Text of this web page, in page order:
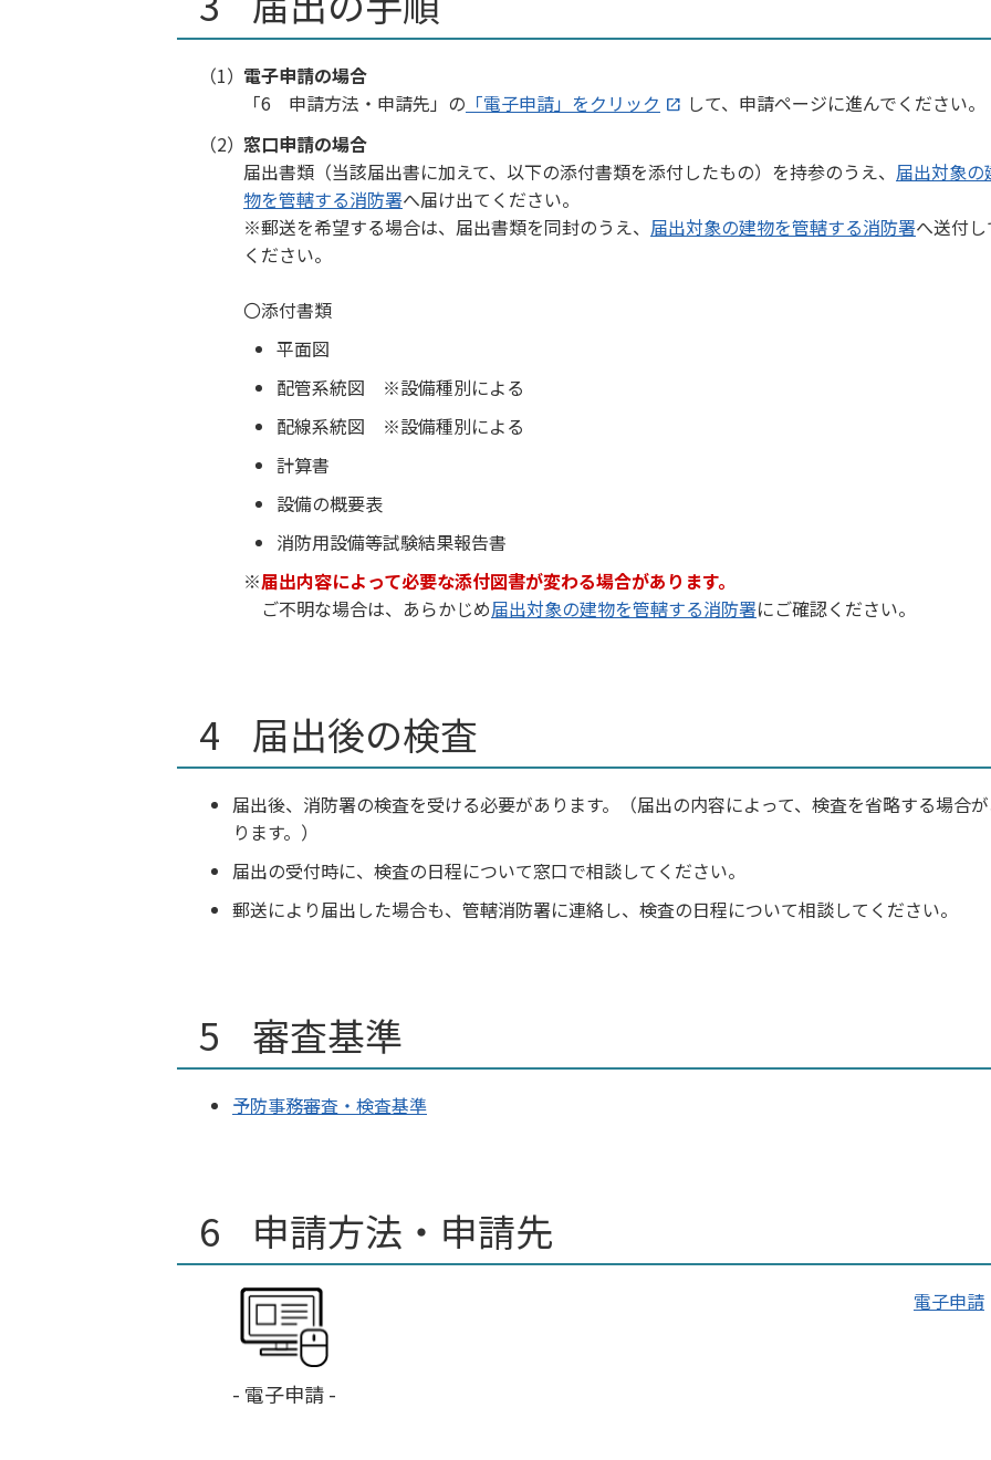
電子申請の場合
「6 申請方法・申請先」の 「電子申請」をクリック
して、申請ページに進んでください。
窓口申請の場合
届出書類（当該届出書に加えて、以下の添付書類を添付したもの）を持参のうえ、 届出対象の
物を管轄する消防署へ届け出てください。
※郵送を希望する場合は、届出書類を同封のうえ、 届出対象の建物を管轄する消防署へ送付
ください。
〇添付書類
平面図
配管系統図 ※設備種別による
配線系統図 ※設備種別による
計算書
設備の概要表
消防用設備等試験結果報告書
※届出内容によって必要な添付図書が変わる場合があります。
ご不明な場合は、あらかじめ届出対象の建物を管轄する消防署にご確認ください。
届出後の検査
届出後、消防署の検査を受ける必要があります。（届出の内容によって、検査を省略する場合
ります。）
届出の受付時に、検査の日程について窓口で相談してください。
郵送により届出した場合も、管轄消防署に連絡し、検査の日程について相談してください。
審査基準
予防事務審査・検査基準
申請方法・申請先
- 電子申請 -
電子申請